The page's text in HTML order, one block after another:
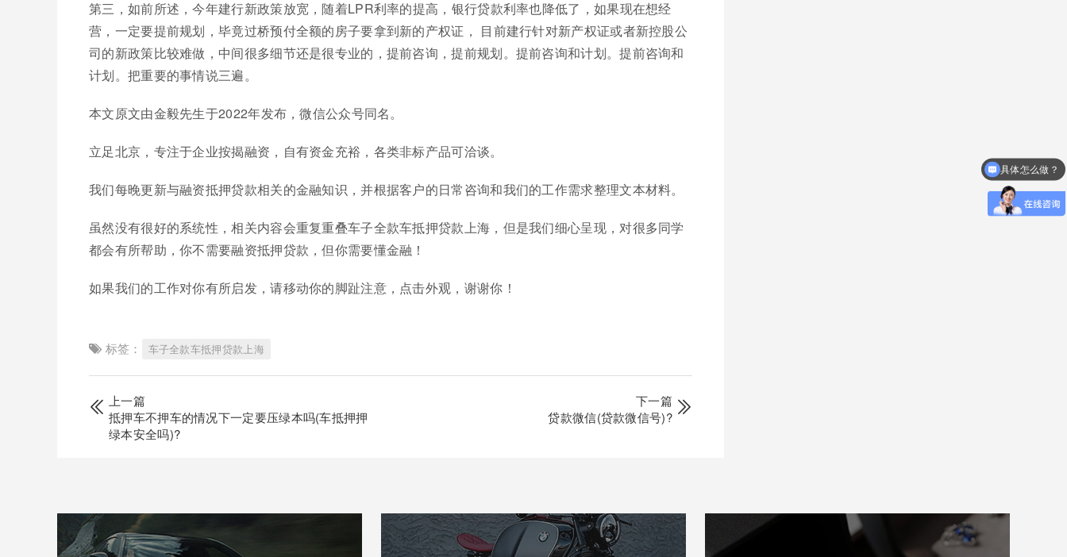
第三，如前所述，今年建行新政策放宽，随着LPR利率的提高，银行贷款利率也降低了，如果现在想经
营，一定要提前规划，毕竟过桥预付全额的房子要拿到新的产权证， 目前建行针对新产权证或者新控股公
司的新政策比较难做，中间很多细节还是很专业的，提前咨询，提前规划。提前咨询和计划。提前咨询和
计划。把重要的事情说三遍。
本文原文由金毅先生于2022年发布，微信公众号同名。
立足北京，专注于企业按揭融资，自有资金充裕，各类非标产品可洽谈。
我们每晚更新与融资抵押贷款相关的金融知识，并根据客户的日常咨询和我们的工作需求整理文本材料。
虽然没有很好的系统性，相关内容会重复重叠车子全款车抵押贷款上海，但是我们细心呈现，对很多同学
都会有所帮助，你不需要融资抵押贷款，但你需要懂金融！
如果我们的工作对你有所启发，请移动你的脚趾注意，点击外观，谢谢你！
标签： 车子全款车抵押贷款上海
上一篇
抵押车不押车的情况下一定要压绿本吗(车抵押押
绿本安全吗)?
下一篇
贷款微信(贷款微信号)?
具体怎么做？